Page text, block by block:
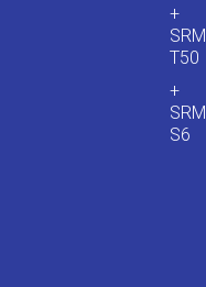
+
SRM
T50
+
SRM
S6